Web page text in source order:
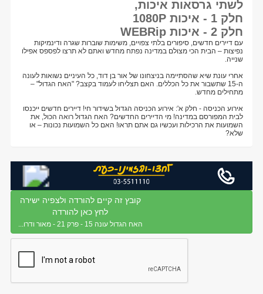
לשתי גרסאות איכות,
חלק 1 - איכות 1080P
חלק 2 - איכות WEBRip
עם דיירים חדשים, סיפורים בלתי צפויים, משימות שוברות שגרה ודינמיקות
נפיצות – הבית הכי מצולם במדינה נפתח מחדש ואתם לא תרצו לפספס אפילו
שנייה.
אחרי עונת שיא שהסתיימה בניצחונו של אור בן דוד, כל העיניים נשואות לעונה
ה-15 שתשבור את כל הכללים. האם תצליחו לעמוד בקצב? "האח הגדול" –
מתחילים מחדש.
אירוע הכניסה - חלק א': אירוע הכניסה הגדול בשידור חי! דיירים חדשים ייכנסו
לבית המפורסם במדינה! מי הדיירים החדשים? האח הגדול רואה הכול, את
השמועות את הרכילות ועכשיו גם אתם תראו! האם כל השמועות נכונות – או
שלא?
קובץ זה קיים להורדה ולצפיה ישירה
לחץ כאן להורדה
האח הגדול עונה 15 - פרק 21 - מאור ודרו...